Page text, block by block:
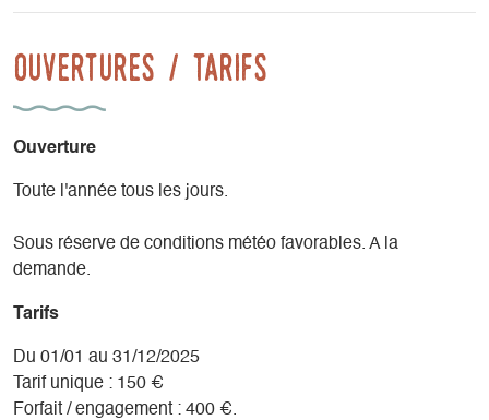
Ouvertures / tarifs
Ouverture
Toute l'année tous les jours.
Sous réserve de conditions météo favorables. A la
demande.
Tarifs
Du 01/01 au 31/12/2025
Tarif unique : 150 €
Forfait / engagement : 400 €.